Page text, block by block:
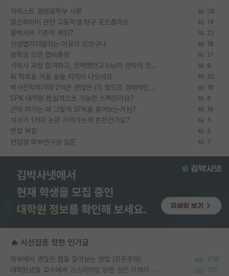
카이스트 경영공학부 서류 28
알츠하이머 관련 고등학생 탐구 포트폴리오 14
물박사의 기준이 뭐임? 22
신생랩가지말라는 이유가 있었구나 18
장학금 모은 랩비통장 21
석박사 과정 합격하고, 컨택했던교수님이 연락이 안됩니다... 8
AI 학회들 거품 슬슬 지적이 나오네요 32
박사진학하기에 2억은 괜찮은 (?) 정도의 경제력인가요 16
SPK 대학원 현실적으로 가능한 스펙인가요? 6
근데 여기는 왜 그렇게 SPK를 물어보는거임? 16
석사가 1저자 논문 가져가는게 흔한건가요? 5
면접 복장 5
편입생 학부연구생 질문 7
🔥 시선집중 핫한 인기글
외부에서 괜찮은 랩을 알아보는 방법 (장문주의) 278
대학원생들 교수에게 가스라이팅 당한 것은 이해가 갑니다. 안타깝네요. 120